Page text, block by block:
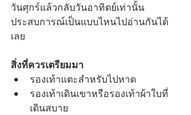
วันศุกร์แล้วกลับวันอาทิตย์เท่านั้น
ประสบการณ์เป็นแบบไหนไปอ่านกันได้
เลย
สิ่งที่ควรเตรียมมา
รองเท้าแตะสำหรับไปหาด
รองเท้าเดินเขาหรือรองเท้าผ้าใบที่
เดินสบาย